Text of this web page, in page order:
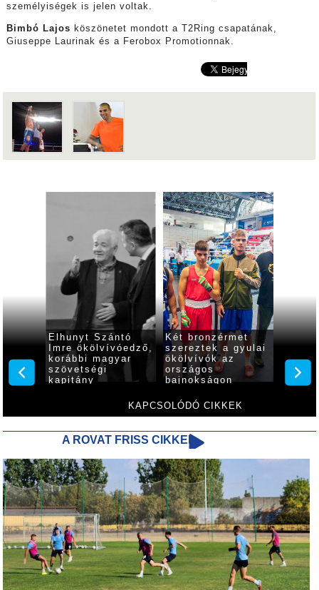
személyiségek is jelen voltak.
Bimbó Lajos köszönetet mondott a T2Ring csapatának,
Giuseppe Laurinak és a Ferobox Promotionnak.
KAPCSOLÓDÓ CIKKEK
Elhunyt Szántó
Imre ökölvívóedző,
korábbi magyar
szövetségi
kapitány
Két bronzérmet
szereztek a gyulai
ökölvívók az
országos
bajnokságon
A régi
meg
A ROVAT FRISS CIKKEI